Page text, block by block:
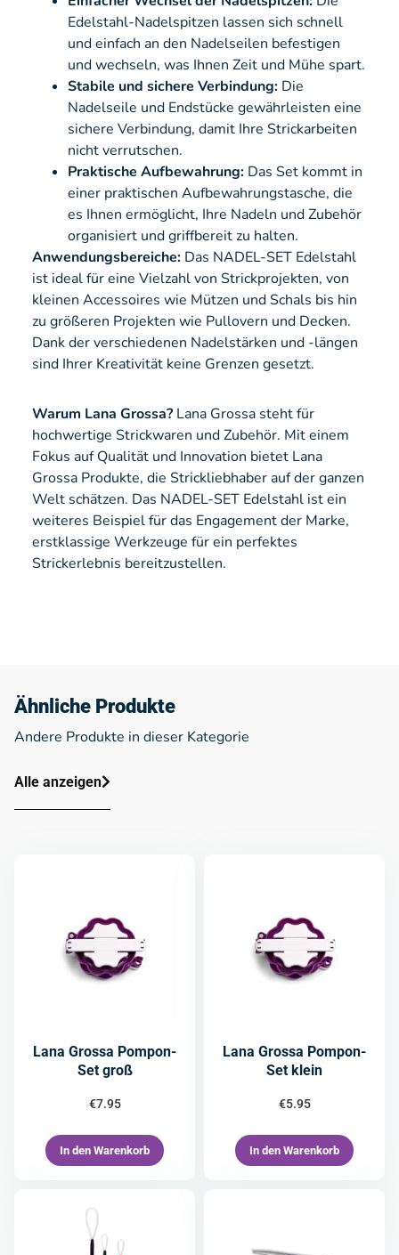
Edelstahl-Nadelspitzen lassen sich schnell
und einfach an den Nadelseilen befestigen
und wechseln, was Ihnen Zeit und Mühe spart.
Stabile und sichere Verbindung: Die
Nadelseile und Endstücke gewährleisten eine
sichere Verbindung, damit Ihre Strickarbeiten
nicht verrutschen.
Praktische Aufbewahrung: Das Set kommt in
einer praktischen Aufbewahrungstasche, die
es Ihnen ermöglicht, Ihre Nadeln und Zubehör
organisiert und griffbereit zu halten.
Anwendungsbereiche: Das NADEL-SET Edelstahl
ist ideal für eine Vielzahl von Strickprojekten, von
kleinen Accessoires wie Mützen und Schals bis hin
zu größeren Projekten wie Pullovern und Decken.
Dank der verschiedenen Nadelstärken und -längen
sind Ihrer Kreativität keine Grenzen gesetzt.
Warum Lana Grossa? Lana Grossa steht für
hochwertige Strickwaren und Zubehör. Mit einem
Fokus auf Qualität und Innovation bietet Lana
Grossa Produkte, die Strickliebhaber auf der ganzen
Welt schätzen. Das NADEL-SET Edelstahl ist ein
weiteres Beispiel für das Engagement der Marke,
erstklassige Werkzeuge für ein perfektes
Strickerlebnis bereitzustellen.
Ähnliche Produkte
Andere Produkte in dieser Kategorie
Alle anzeigen
Lana Grossa Pompon-
Set groß
€7.95
In den Warenkorb
Lana Grossa Pompon-
Set klein
€5.95
In den Warenkorb